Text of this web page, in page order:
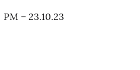
PM – 23.10.23